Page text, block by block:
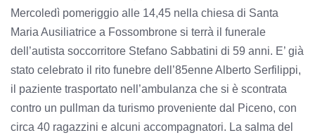
Mercoledì pomeriggio alle 14,45 nella chiesa di Santa
Maria Ausiliatrice a Fossombrone si terrà il funerale
dell’autista soccorritore Stefano Sabbatini di 59 anni. E’ già
stato celebrato il rito funebre dell’85enne Alberto Serfilippi,
il paziente trasportato nell’ambulanza che si è scontrata
contro un pullman da turismo proveniente dal Piceno, con
circa 40 ragazzini e alcuni accompagnatori. La salma del